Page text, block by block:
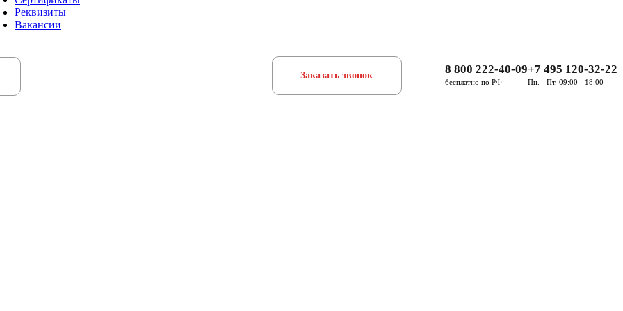
Реквизиты
Вакансии
Заказать звонок 8 800 222-40-09
бесплатно по РФ
+7 495 120-32-22
Пн. - Пт. 09:00 - 18:00